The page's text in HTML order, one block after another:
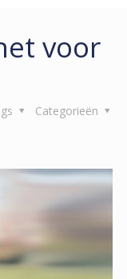
voor
Categorieën